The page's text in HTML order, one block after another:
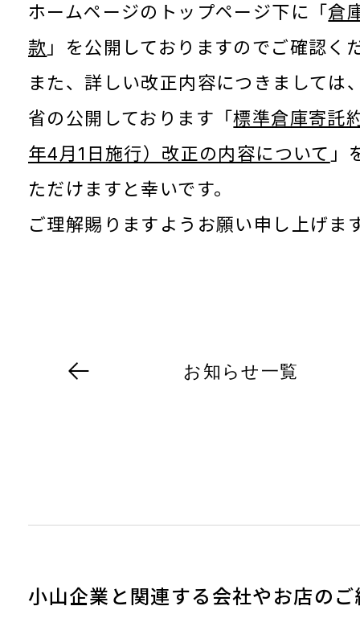
ホームページのトップページ下に「倉
款 」を公開しておりますのでご確認く
また、詳しい改正内容につきましては
省の公開しております「標準倉庫寄託
年4月1日施行）改正の内容について 」
ただけますと幸いです。
ご理解賜りますようお願い申し上げま
お知らせ一覧
小山企業と関連する会社やお店の